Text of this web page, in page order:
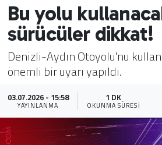
Bu yolu
sürücüler dikkat!
Denizli-Aydın Otoyolu'nu
önemli bir uyarı yapıldı.
03.07.2026 - 15:58
YAYINLANMA
1 DK
OKUNMA SÜRESI
Ekonomi
Dünya
Spor
Magazin
Teknoloji
Puan Durumu ve Fikstür
Tüm Manşetler
Son Dakika Haberleri
Haber Arşivi